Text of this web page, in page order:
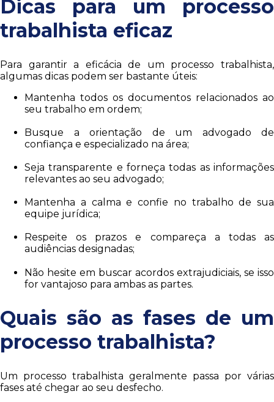
Dicas para um processo
trabalhista eficaz
Para garantir a eficácia de um processo trabalhista,
algumas dicas podem ser bastante úteis:
Mantenha todos os documentos relacionados ao
seu trabalho em ordem;
Busque a orientação de um advogado de
confiança e especializado na área;
Seja transparente e forneça todas as informações
relevantes ao seu advogado;
Mantenha a calma e confie no trabalho de sua
equipe jurídica;
Respeite os prazos e compareça a todas as
audiências designadas;
Não hesite em buscar acordos extrajudiciais, se isso
for vantajoso para ambas as partes.
Quais são as fases de um
processo trabalhista?
Um processo trabalhista geralmente passa por várias
fases até chegar ao seu desfecho.